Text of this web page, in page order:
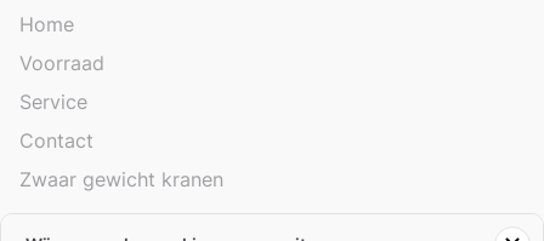
Home
Voorraad
Service
Contact
Zwaar gewicht kranen